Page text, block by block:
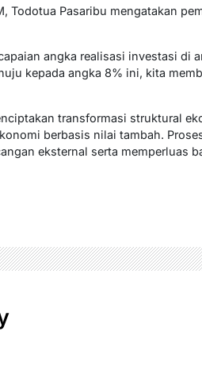
Todotua Pasaribu mengatakan
angka realisasi investasi di
kepada angka 8% ini, kita
transformasi struktural
berbasis nilai tambah.
eksternal serta memperluas